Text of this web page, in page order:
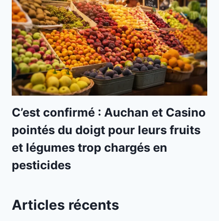
C’est confirmé : Auchan et Casino
pointés du doigt pour leurs fruits
et légumes trop chargés en
pesticides
Articles récents